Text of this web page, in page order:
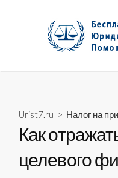
Urist7.ru > Налог на
Как
целевого